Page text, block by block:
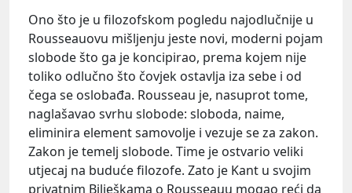
Ono što je u filozofskom pogledu najodlučnije u
Rousseauovu mišljenju jeste novi, moderni pojam
slobode što ga je koncipirao, prema kojem nije
toliko odlučno što čovjek ostavlja iza sebe i od
čega se oslobađa. Rousseau je, nasuprot tome,
naglašavao svrhu slobode: sloboda, naime,
eliminira element samovolje i vezuje se za zakon.
Zakon je temelj slobode. Time je ostvario veliki
utjecaj na buduće filozofe. Zato je Kant u svojim
privatnim Bilješkama o Rousseauu mogao reći da